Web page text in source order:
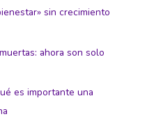
sin crecimiento
ahora son solo
es importante una